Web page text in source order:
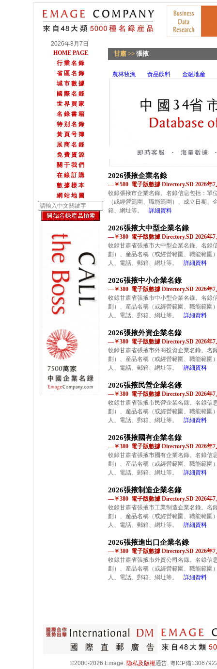
2026年8月7日
HOME PAGE
行 業 名 錄
省 區 名 錄
城 市 數 據
國 際 名 錄
世 界 買 家
名 錄 書 籍
特 别 名 錄
黃 頁 号 簿
展 商 名 錄
免 費 資 源
關 于 我 們
在 線 訂 購
數 據 樣 本
網 站 地 圖
甘肅 >> 張掖
農林牧漁 食品飲料 金融地産
2026張掖企業名錄
—￥580 電子版數據 Directory.SD 2026年7
收錄張掖市企業名錄。名錄信息包括：單
（或經營範圍、職能範圍）、成立日期
箱、網址等。
詳細資料
2026張掖大中型企業名錄
—￥380 電子版數據 Directory.SD 2026年7
收錄甘肅省張掖市大中型企業名錄。名錄
劃）、産品名稱（或經營範圍、職能範圍
人、電話、郵箱、網址等。
詳細資料
2026張掖中小企業名錄
—￥380 電子版數據 Directory.SD 2026年7
收錄甘肅省張掖市中小型企業名錄。名錄
劃）、産品名稱（或經營範圍、職能範圍
人、電話、郵箱、網址等。
詳細資料
2026張掖外資企業名錄
—￥380 電子版數據 Directory.SD 2026年7
收錄甘肅省張掖市外商投資企業名錄。名
劃）、産品名稱（或經營範圍、職能範圍
人、電話、郵箱、網址等。
詳細資料
2026張掖民營企業名錄
—￥380 電子版數據 Directory.SD 2026年7
收錄甘肅省張掖市民營企業名錄。名錄信
劃）、産品名稱（或經營範圍、職能範圍
人、電話、郵箱、網址等。
詳細資料
2026張掖國有企業名錄
—￥380 電子版數據 Directory.SD 2026年7
收錄甘肅省張掖市國有企業名錄。名錄信
劃）、産品名稱（或經營範圍、職能範圍
人、電話、郵箱、網址等。
詳細資料
2026張掖制造企業名錄
—￥380 電子版數據 Directory.SD 2026年7
收錄甘肅省張掖市工業制造企業名錄。名
劃）、産品名稱（或經營範圍、職能範圍
人、電話、郵箱、網址等。
詳細資料
2026張掖進出口企業名錄
—￥380 電子版數據 Directory.SD 2026年7
收錄甘肅省張掖市外貿公司名錄。名錄信
劃）、産品名稱（或經營範圍、職能範圍
人、電話、郵箱、網址等。
詳細資料
©2000-2026 Emage. 隐私及版權通告. 粵ICP備